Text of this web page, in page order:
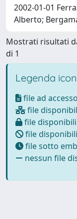
2002-01-01
Alberto;
Mostrati risultati
di 1
Legenda
file ad
file
file
file
file sotto
nessun file